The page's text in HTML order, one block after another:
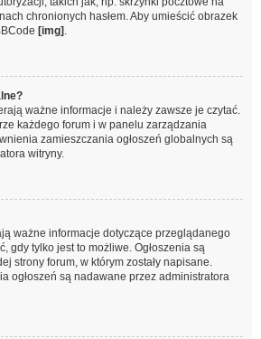
chronionych hasłem. Aby umieścić obrazek
[img] .
ważne informacje i należy zawsze je czytać.
każdego forum i w panelu zarządzania
zamieszczania ogłoszeń globalnych są
witryny.
ważne informacje dotyczące przeglądanego
gdy tylko jest to możliwe. Ogłoszenia są
strony forum, w którym zostały napisane.
ogłoszeń są nadawane przez administratora